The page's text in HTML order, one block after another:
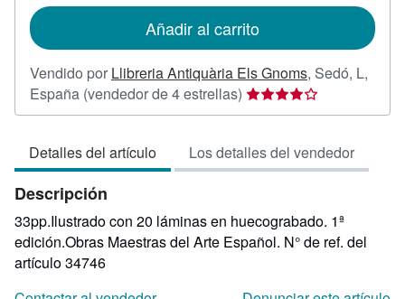
envío
Añadir al carrito
Vendido por Llibreria Antiquària Els Gnoms, Sedó, L,
España (vendedor de 4 estrellas) Calificación
del
4
de
estrellas
Detalles del artículo Los detalles del vendedor
Descripción
33pp.Ilustrado con 20 láminas en huecograbado. 1ª
edición.Obras Maestras del Arte Español. N° de ref. del
artículo 34746